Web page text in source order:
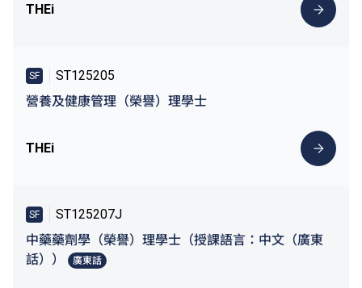
THEi
SF
ST125205
營養及健康管理（榮譽）理學士
THEi
SF
ST125207J
中藥藥劑學（榮譽）理學士（授課語言：中文（廣東
話））
廣東話